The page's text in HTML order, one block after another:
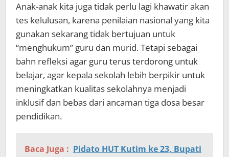
Anak-anak kita juga tidak perlu lagi khawatir akan
tes kelulusan, karena penilaian nasional yang kita
gunakan sekarang tidak bertujuan untuk
“menghukum” guru dan murid. Tetapi sebagai
bahn refleksi agar guru terus terdorong untuk
belajar, agar kepala sekolah lebih berpikir untuk
meningkatkan kualitas sekolahnya menjadi
inklusif dan bebas dari ancaman tiga dosa besar
pendidikan.
Baca Juga : Pidato HUT Kutim ke 23, Bupati